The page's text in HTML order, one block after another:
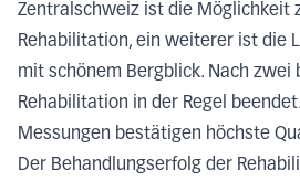
Zentralschweiz ist die Möglichkeit
Rehabilitation, ein weiterer ist die
mit schönem Bergblick. Nach zwei
Rehabilitation in der Regel beendet.
Messungen bestätigen höchste
Der Behandlungserfolg der